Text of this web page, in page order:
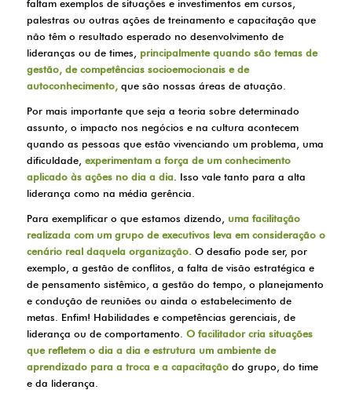
faltam exemplos de situações e investimentos em cursos,
palestras ou outras ações de treinamento e capacitação que
não têm o resultado esperado no desenvolvimento de
lideranças ou de times, principalmente quando são temas de
gestão, de competências socioemocionais e de
autoconhecimento,que são nossas áreas de atuação.
Por mais importante que seja a teoria sobre determinado
assunto, o impacto nos negócios e na cultura acontecem
quando as pessoas que estão vivenciando um problema, uma
dificuldade, experimentam a força de um conhecimento
aplicado às ações no dia a dia. Isso vale tanto para a alta
liderança como na média gerência.
Para exemplificar o que estamos dizendo, uma facilitação
realizada com um grupo de executivos leva em consideração o
cenário real daquela organização. O desafio pode ser, por
exemplo, a gestão de conflitos, a falta de visão estratégica e
de pensamento sistêmico, a gestão do tempo, o planejamento
e condução de reuniões ou ainda o estabelecimento de
metas. Enfim! Habilidades e competências gerenciais, de
liderança ou de comportamento. O facilitador cria situações
que refletem o dia a dia e estrutura um ambiente de
aprendizado para a troca e a capacitaçãodo grupo, do time
e da liderança.